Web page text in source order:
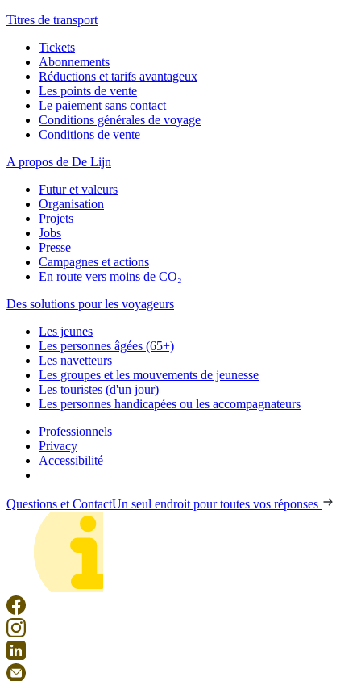
Titres de transport
Tickets
Abonnements
Réductions et tarifs avantageux
Les points de vente
Le paiement sans contact
Conditions générales de voyage
Conditions de vente
A propos de De Lijn
Futur et valeurs
Organisation
Projets
Jobs
Presse
Campagnes et actions
En route vers moins de CO₂
Des solutions pour les voyageurs
Les jeunes
Les personnes âgées (65+)
Les navetteurs
Les groupes et les mouvements de jeunesse
Les touristes (d'un jour)
Les personnes handicapées ou les accompagnateurs
Professionnels
Privacy
Accessibilité
Questions et ContactUn seul endroit pour toutes vos réponses